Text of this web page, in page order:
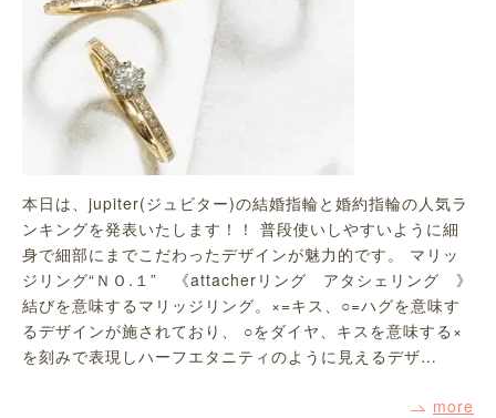
本日は、jupiter(ジュビター)の結婚指輪と婚約指輪の人気ラ
ンキングを発表いたします！！ 普段使いしやすいように細
身で細部にまでこだわったデザインが魅力的です。 マリッ
ジリング“ＮＯ.１” 《attacherリング アタシェリング 》
結びを意味するマリッジリング。×=キス、○=ハグを意味す
るデザインが施されており、 ○をダイヤ、キスを意味する×
を刻みで表現しハーフエタニティのように見えるデザ…
more